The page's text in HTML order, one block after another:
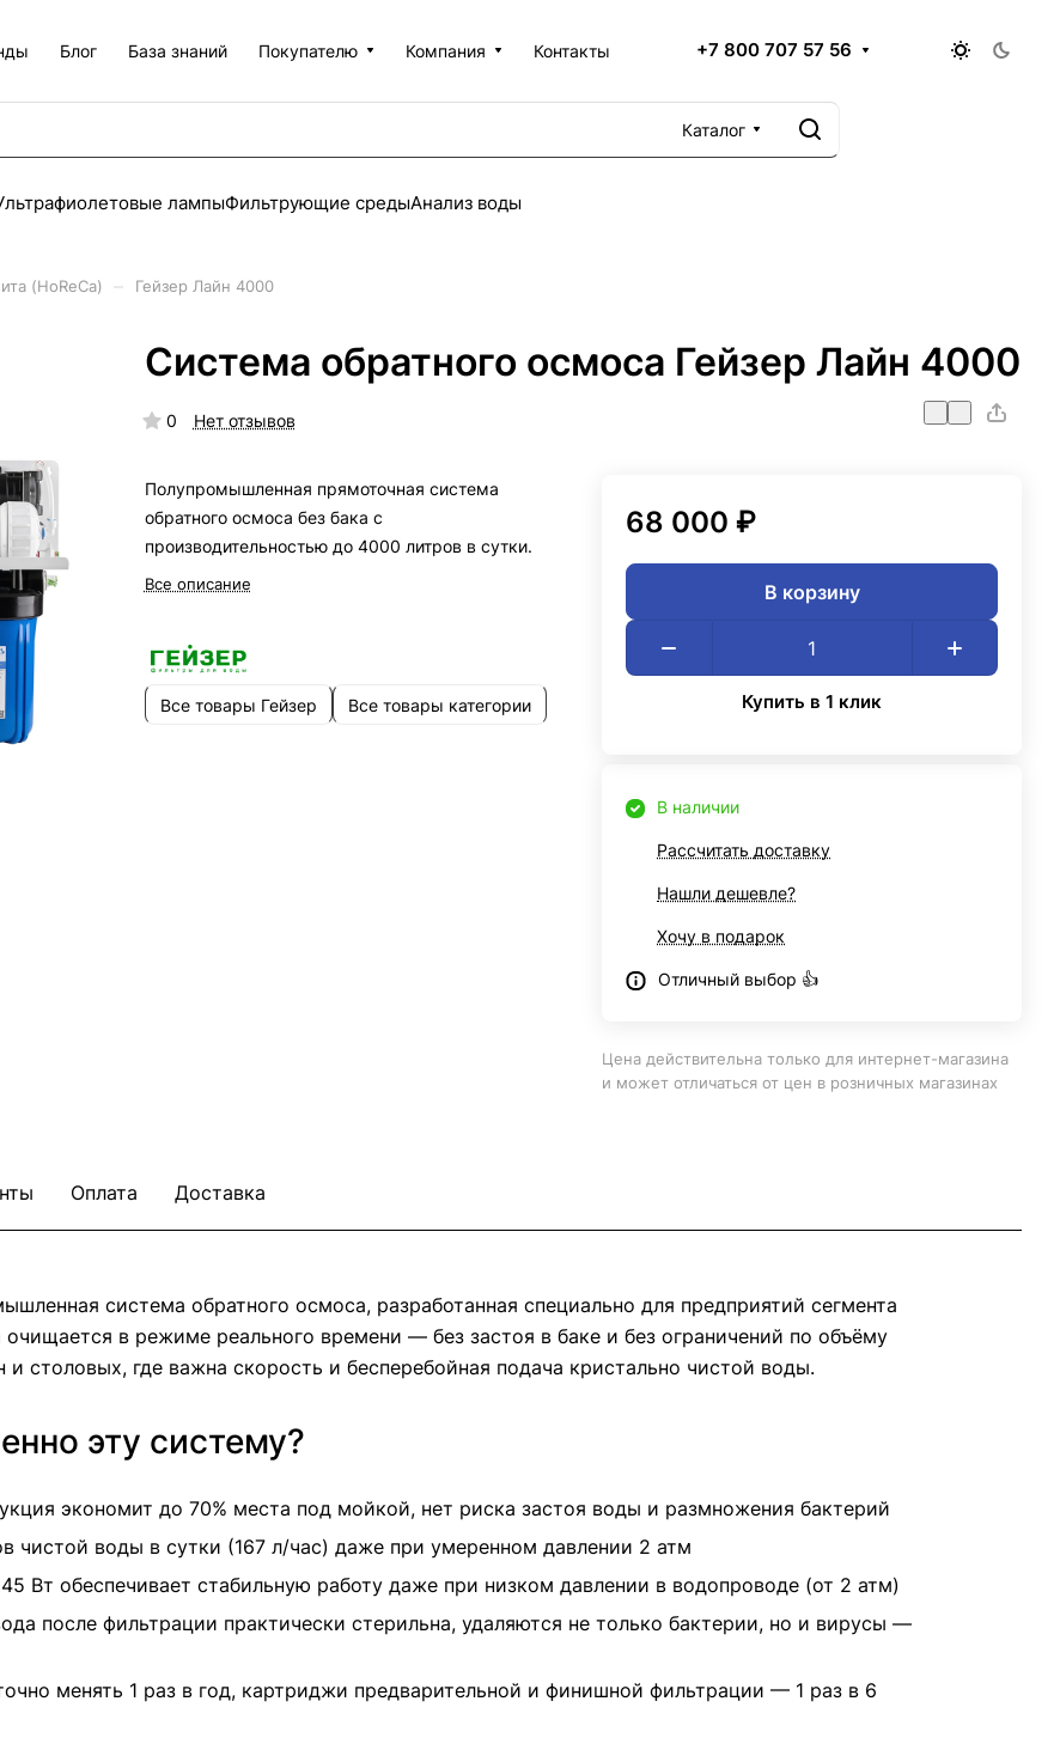
Блог База знаний Покупателю Компания Контакты +7 800 707 57 56
Каталог
лампыФильтрующие средыАнализ воды
(HoReCa) Гейзер Лайн 4000
Система обратного осмоса Гейзер Лайн 4000
0 Нет отзывов
Полупромышленная прямоточная система
обратного осмоса без бака с
производительностью до 4000 литров в сутки.
Все описание
Все товары Гейзер Все товары категории
68 000 ₽
В корзину
Купить в 1 клик
В наличии
Рассчитать доставку
Нашли дешевле?
Хочу в подарок
Отличный выбор 👍
Цена действительна только для интернет-магазина
и может отличаться от цен в розничных магазинах
Оплата Доставка
система обратного осмоса, разработанная специально для предприятий сегмента
в режиме реального времени — без застоя в баке и без ограничений по объёму
столовых, где важна скорость и бесперебойная подача кристально чистой воды.
эту систему?
экономит до 70% места под мойкой, нет риска застоя воды и размножения бактерий
чистой воды в сутки (167 л/час) даже при умеренном давлении 2 атм
Вт обеспечивает стабильную работу даже при низком давлении в водопроводе (от 2 атм)
после фильтрации практически стерильна, удаляются не только бактерии, но и вирусы —
менять 1 раз в год, картриджи предварительной и финишной фильтрации — 1 раз в 6